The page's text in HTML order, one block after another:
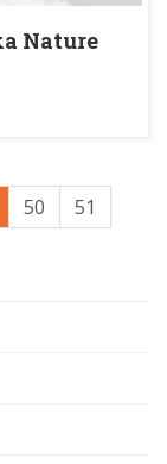
Nature
50
51